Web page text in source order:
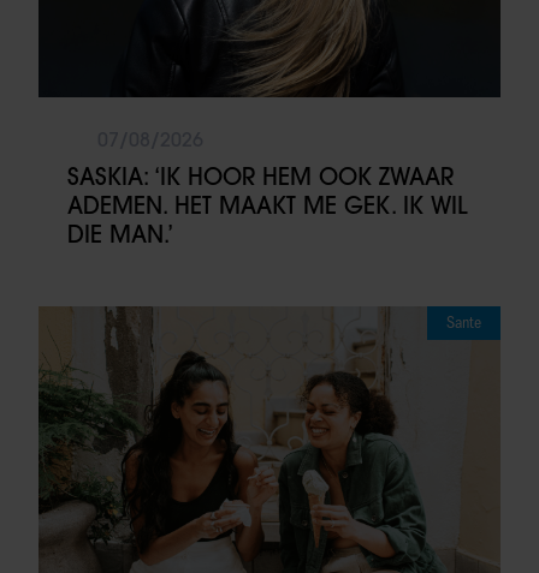
SASKIA: ‘IK HOOR HEM OOK ZWAAR
ADEMEN. HET MAAKT ME GEK. IK WIL
DIE MAN.’
Sante